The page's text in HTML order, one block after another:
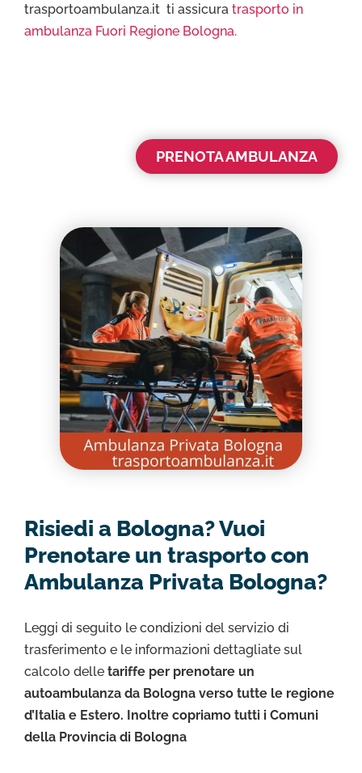
trasportoambulanza.it ti assicura trasporto in
ambulanza Fuori Regione Bologna.
PRENOTA AMBULANZA
Risiedi a Bologna? Vuoi
Prenotare un trasporto con
Ambulanza Privata Bologna?
Leggi di seguito le condizioni del servizio di
trasferimento e le informazioni dettagliate sul
calcolo delle tariffe per prenotare un
autoambulanza da Bologna verso tutte le regione
d’Italia e Estero. Inoltre copriamo tutti i Comuni
della Provincia di Bologna